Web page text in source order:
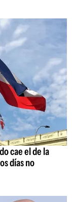
cae el de la
días no